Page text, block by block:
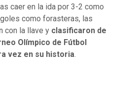
caer en la ida por 3-2 como
como forasteras, las
con la llave y clasificaron de
Olímpico de Fútbol
vez en su historia